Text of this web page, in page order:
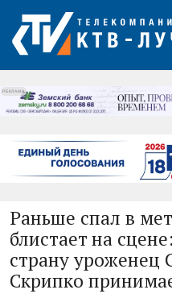
РЕКЛАМА
Раньше спал в
блистает на
страну уроженец
Скрипко